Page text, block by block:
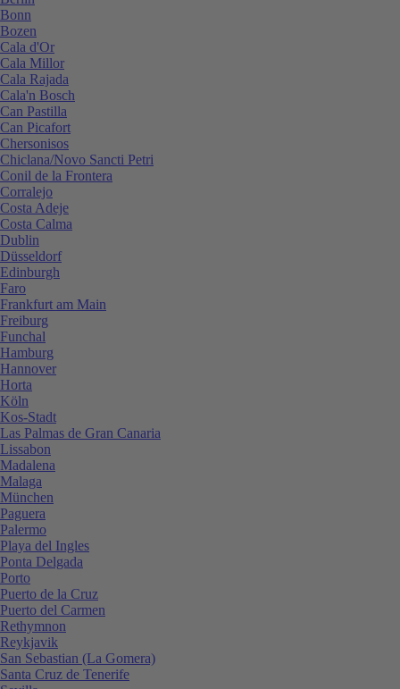
Bonn
Bozen
Cala d'Or
Cala Millor
Cala Rajada
Cala'n Bosch
Can Pastilla
Can Picafort
Chersonisos
Chiclana/Novo Sancti Petri
Conil de la Frontera
Corralejo
Costa Adeje
Costa Calma
Dublin
Düsseldorf
Edinburgh
Faro
Frankfurt am Main
Freiburg
Funchal
Hamburg
Hannover
Horta
Köln
Kos-Stadt
Las Palmas de Gran Canaria
Lissabon
Madalena
Malaga
München
Paguera
Palermo
Playa del Ingles
Ponta Delgada
Porto
Puerto de la Cruz
Puerto del Carmen
Rethymnon
Reykjavik
San Sebastian (La Gomera)
Santa Cruz de Tenerife